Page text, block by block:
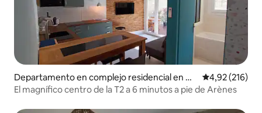
Departamento en complejo residencial en Nî
mes
Calificación
4,92 (216)
El magnífico centro de la T2 a 6 minutos a pie de Arènes